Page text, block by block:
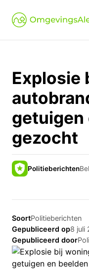
Explosie
getuigen
gezocht
Politieberichten
SoortPolitieberichten
Gepubliceerd op8 juli
Gepubliceerd door